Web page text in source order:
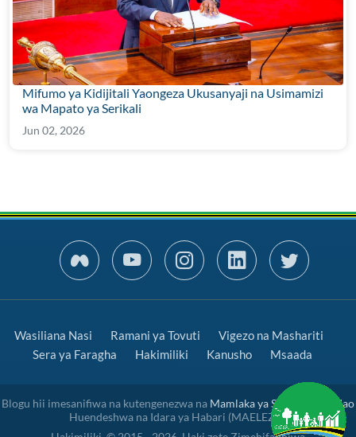
Mifumo ya Kidijitali Yaongeza Ukusanyaji na Usimamizi
wa Mapato ya Serikali
Jun 02, 2026
Wasiliana Nasi Ramani ya Tovuti
Vigezo na Mashariti
Sera ya Faragha
Hakimiliki Kanusho Msaada
Blogu hii imesanifiwa na kutengenezwa na Mamlaka ya Serikali Mtandao
Huendeshwa na Idara ya Habari (MAELEZO)